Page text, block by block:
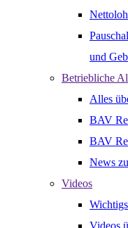
und
Betriebliche
Alles
BAV
BAV
News
Videos
Videos